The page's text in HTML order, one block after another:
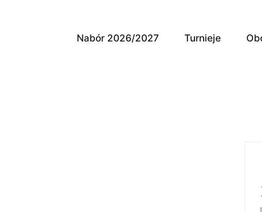
Nabór 2026/2027 Turnieje